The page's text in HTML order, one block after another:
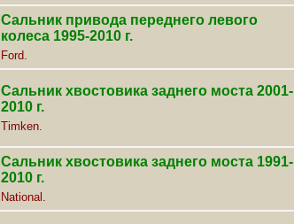
Сальник привода переднего левого
колеса 1995-2010 г.
Ford.
Сальник хвостовика заднего моста 2001-
2010 г.
Timken.
Сальник хвостовика заднего моста 1991-
2010 г.
National.